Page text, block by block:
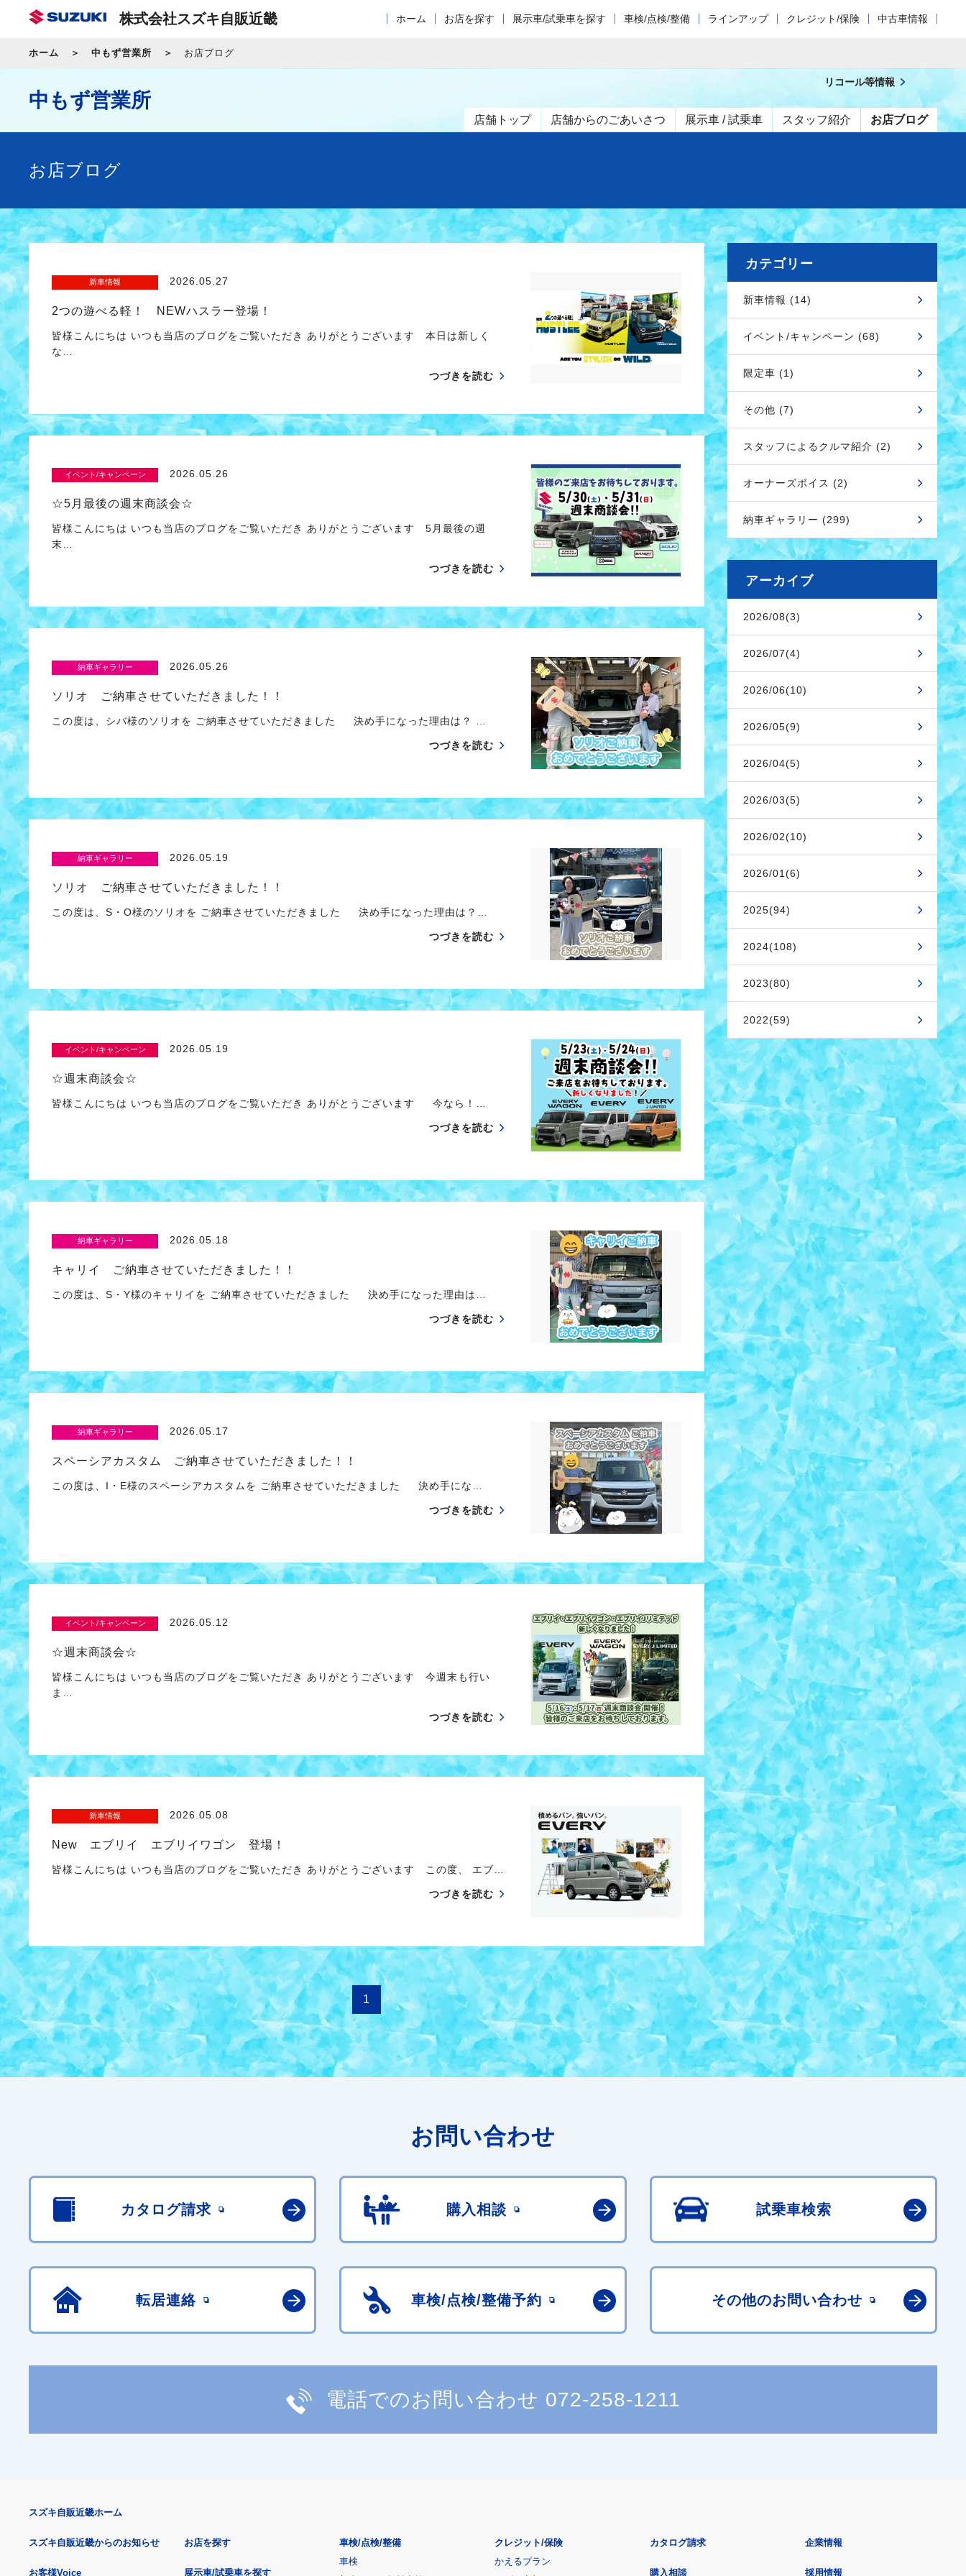
株式会社スズキ自販近畿 ホーム お店を探す 展示車/試乗車を探す 車検/点検/整備 ラインアップ クレジット/保険 中古車情報
ホーム 中もず営業所 お店ブログ
中もず営業所
店舗トップ 店舗からのごあいさつ 展示車 / 試乗車 スタッフ紹介 お店ブログ
リコール等情報
お店ブログ
新車情報 2026.05.27
2つの遊べる軽！ NEWハスラー登場！
皆様こんにちは いつも当店のブログをご覧いただき ありがとうございます 本日は新しく
な…
つづきを読む
イベント/キャンペーン 2026.05.26
☆5月最後の週末商談会☆
皆様こんにちは いつも当店のブログをご覧いただき ありがとうございます 5月最後の週
末…
つづきを読む
納車ギャラリー 2026.05.26
ソリオ ご納車させていただきました！！
この度は、シバ様のソリオを ご納車させていただきました 決め手になった理由は？ …
つづきを読む
納車ギャラリー 2026.05.19
ソリオ ご納車させていただきました！！
この度は、S・O様のソリオを ご納車させていただきました 決め手になった理由は？…
つづきを読む
イベント/キャンペーン 2026.05.19
☆週末商談会☆
皆様こんにちは いつも当店のブログをご覧いただき ありがとうございます 今なら！…
つづきを読む
納車ギャラリー 2026.05.18
キャリイ ご納車させていただきました！！
この度は、S・Y様のキャリイを ご納車させていただきました 決め手になった理由は…
つづきを読む
納車ギャラリー 2026.05.17
スペーシアカスタム ご納車させていただきました！！
この度は、I・E様のスペーシアカスタムを ご納車させていただきました 決め手にな…
つづきを読む
イベント/キャンペーン 2026.05.12
☆週末商談会☆
皆様こんにちは いつも当店のブログをご覧いただき ありがとうございます 今週末も行い
ま…
つづきを読む
新車情報 2026.05.08
New エブリイ エブリイワゴン 登場！
皆様こんにちは いつも当店のブログをご覧いただき ありがとうございます この度、 エブ…
つづきを読む
1
カテゴリー
新車情報 (14)
イベント/キャンペーン (68)
限定車 (1)
その他 (7)
スタッフによるクルマ紹介 (2)
オーナーズボイス (2)
納車ギャラリー (299)
アーカイブ
2026/08(3)
2026/07(4)
2026/06(10)
2026/05(9)
2026/04(5)
2026/03(5)
2026/02(10)
2026/01(6)
2025(94)
2024(108)
2023(80)
2022(59)
お問い合わせ
カタログ請求 購入相談 試乗車検索
転居連絡 車検/点検/整備予約 その他のお問い合わせ
電話でのお問い合わせ 072-258-1211
スズキ自販近畿ホーム
スズキ自販近畿からのお知らせ
お客様Voice
お店を探す
展示車/試乗車を探す
車検/点検/整備
車検
クレジット/保険
かえるプラン
カタログ請求
購入相談
企業情報
採用情報